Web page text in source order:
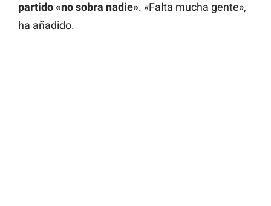
partido «no sobra nadie». «Falta mucha gente»,
ha añadido.